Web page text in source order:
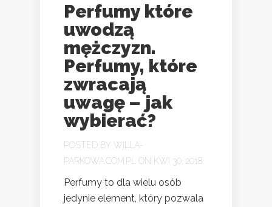
Perfumy które
uwodzą
mężczyzn.
Perfumy, które
zwracają
uwagę – jak
wybierać?
POSTED BY WILLA-
PARKOWA.COM.PL
ON KWI 30, 2018
Perfumy to dla wielu osób
jedynie element, który pozwala